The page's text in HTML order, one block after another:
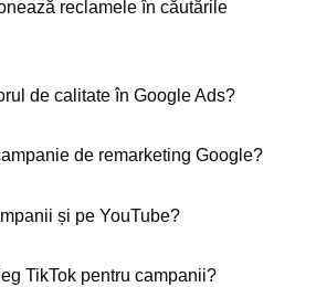
reclamele în căutările
de calitate în Google Ads?
de remarketing Google?
și pe YouTube?
TikTok pentru campanii?